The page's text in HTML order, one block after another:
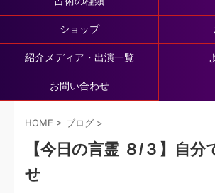
ショップ
紹介メディア・出演一覧
お問い合わせ
HOME > ブログ >
【今日の言霊 ８/３】自分
せ